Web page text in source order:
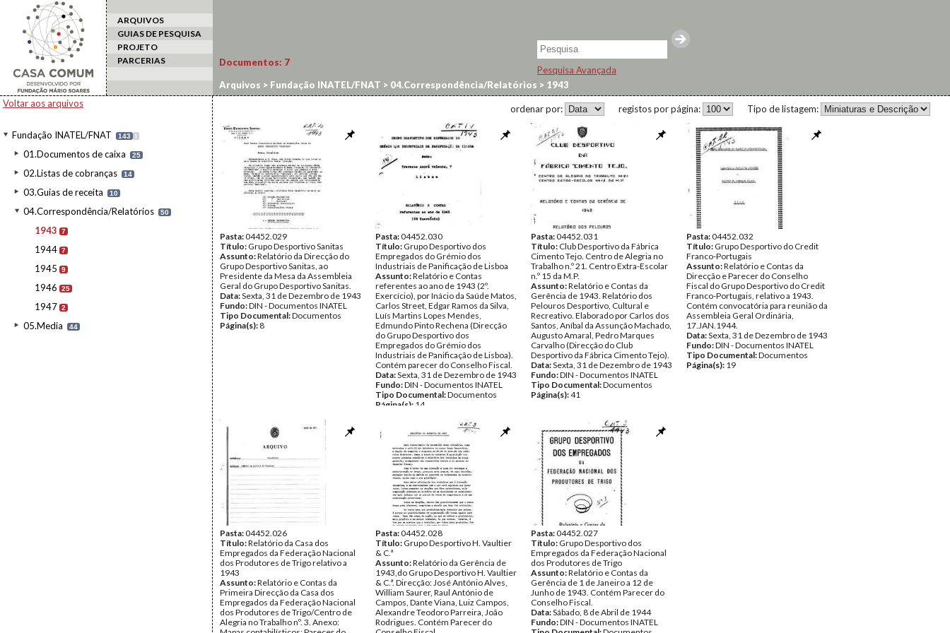
ARQUIVOS
GUIAS DE PESQUISA
PROJETO
PARCERIAS
Pesquisa Avançada
Voltar aos arquivos
Fundação INATEL/FNAT 143 I
01.Documentos de caixa 25
02.Listas de cobranças 14
03.Guias de receita 10
04.Correspondência/Relatórios 50
1943 7
1944 7
1945 9
1946 25
1947 2
05.Media 44
Documentos: 7
Arquivos > Fundação INATEL/FNAT > 04.Correspondência/Relatórios > 1943
Tipo de listagem:
registos por página:
ordenar por:
Pasta:04452.029
Título: Grupo Desportivo Sanitas
Assunto:Relatório da Direcção do
Grupo Desportivo Sanitas, ao
Presidente da Mesa da Assembleia
Geral do Grupo Desportivo Sanitas.
Data:Sexta, 31 de Dezembro de 1943
Fundo:DIN - Documentos INATEL
Tipo Documental:Documentos
Página(s): 8
Pasta:04452.030
Título: Grupo Desportivo dos
Empregados do Grémio dos
Industriais de Panificação de Lisboa
Assunto:Relatório e Contas
referentes ao ano de 1943 (2º.
Exercício), por Inácio da Saúde Matos,
Carlos Street, Edgar Ramos da Silva,
Luís Martins Lopes Mendes,
Edmundo Pinto Rechena (Direcção
do Grupo Desportivo dos
Empregados do Grémio dos
Industriais de Panificação de Lisboa).
Contém parecer do Conselho Fiscal.
Data:Sexta, 31 de Dezembro de 1943
Fundo:DIN - Documentos INATEL
Tipo Documental:Documentos
Página(s): 14
Pasta:04452.031
Título: Club Desportivo da Fábrica
Cimento Tejo. Centro de Alegria no
Trabalho n.º 21. Centro Extra-Escolar
n.º 15 da M.P.
Assunto:Relatório e Contas da
Gerência de 1943. Relatório dos
Pelouros Desportivo, Cultural e
Recreativo. Elaborado por Carlos dos
Santos, Aníbal da Assunção Machado,
Augusto Amaral, Pedro Marques
Carvalho (Direcção do Club
Desportivo da Fábrica Cimento Tejo).
Data:Sexta, 31 de Dezembro de 1943
Fundo:DIN - Documentos INATEL
Tipo Documental:Documentos
Página(s):41
Pasta:04452.032
Título: Grupo Desportivo do Credit
Franco-Portugais
Assunto:Relatório e Contas da
Direcção e Parecer do Conselho
Fiscal do Grupo Desportivo do Credit
Franco-Portugais, relativo a 1943.
Contém convocatória para reunião da
Assembleia Geral Ordinária,
17.JAN.1944.
Data:Sexta, 31 de Dezembro de 1943
Fundo:DIN - Documentos INATEL
Tipo Documental:Documentos
Página(s): 19
Pasta:04452.026
Título:Relatório da Casa dos
Empregados da Federação Nacional
dos Produtores de Trigo relativo a
1943
Assunto:Relatório e Contas da
Primeira Direcção da Casa dos
Empregados da Federação Nacional
dos Produtores de Trigo/Centro de
Alegria no Trabalho nº. 3. Anexo:
Pasta:04452.028
Título: Grupo Desportivo H. Vaultier
& C.ª
Assunto:Relatório da Gerência de
1943,do Grupo Desportivo H. Vaultier
& C.ª. Direcção: José António Alves,
William Saurer, Raul António de
Campos, Dante Viana, Luiz Campos,
Alexandre Teodoro Parreira, João
Rodrigues. Contém Parecer do
Pasta:04452.027
Título: Grupo Desportivo dos
Empregados da Federação Nacional
dos Produtores de Trigo
Assunto:Relatório e Contas da
Gerência de 1 de Janeiro a 12 de
Junho de 1943. Contém Parecer do
Conselho Fiscal.
Data:Sábado, 8 de Abril de 1944
Fundo:DIN - Documentos INATEL